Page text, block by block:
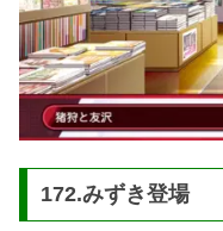
172.みずき登場